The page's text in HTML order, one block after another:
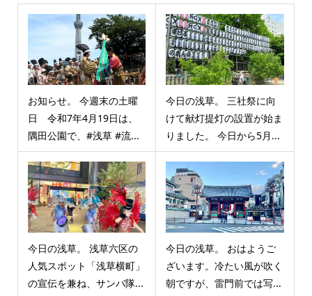
お知らせ。 今週末の土曜
日 令和7年4月19日は、
隅田公園で、#浅草 #流...
今日の浅草。 三社祭に向
けて献灯提灯の設置が始ま
りました。 今日から5月...
今日の浅草。 浅草六区の
人気スポット「浅草横町」
の宣伝を兼ね、サンバ隊...
今日の浅草。 おはようご
ざいます。冷たい風が吹く
朝ですが、雷門前では写...